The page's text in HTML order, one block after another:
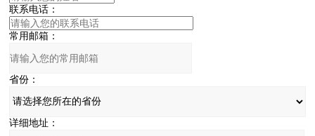
联系电话：
常用邮箱：
省份：
详细地址：